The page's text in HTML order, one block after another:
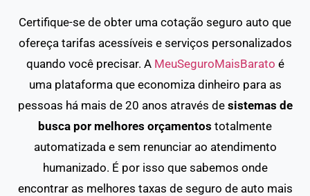
Certifique-se de obter uma cotação seguro auto que
ofereça tarifas acessíveis e serviços personalizados
quando você precisar. A MeuSeguroMaisBarato é
uma plataforma que economiza dinheiro para as
pessoas há mais de 20 anos através de sistemas de
busca por melhores orçamentos totalmente
automatizada e sem renunciar ao atendimento
humanizado. É por isso que sabemos onde
encontrar as melhores taxas de seguro de auto mais